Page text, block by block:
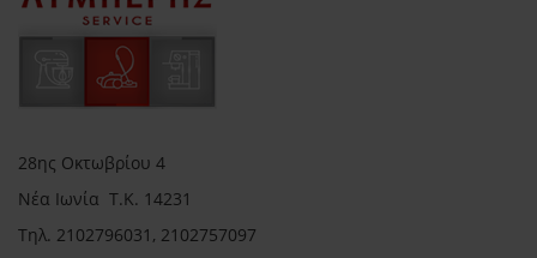
28ης Οκτωβρίου 4
Νέα Ιωνία Τ.Κ. 14231
Τηλ. 2102796031, 2102757097